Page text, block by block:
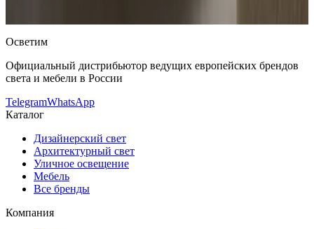
Осветим
Официальный дистрибьютор ведущих европейских брендов
света и мебели в России
TelegramWhatsApp
Каталог
Дизайнерский свет
Архитектурный свет
Уличное освещение
Мебель
Все бренды
Компания